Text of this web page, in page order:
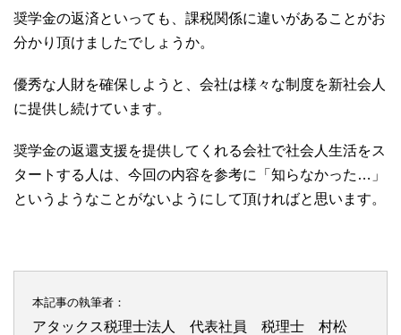
奨学金の返済といっても、課税関係に違いがあることがお
分かり頂けましたでしょうか。
優秀な人財を確保しようと、会社は様々な制度を新社会人
に提供し続けています。
奨学金の返還支援を提供してくれる会社で社会人生活をス
タートする人は、今回の内容を参考に「知らなかった…」
というようなことがないようにして頂ければと思います。
本記事の執筆者：
アタックス税理士法人 代表社員 税理士 村松